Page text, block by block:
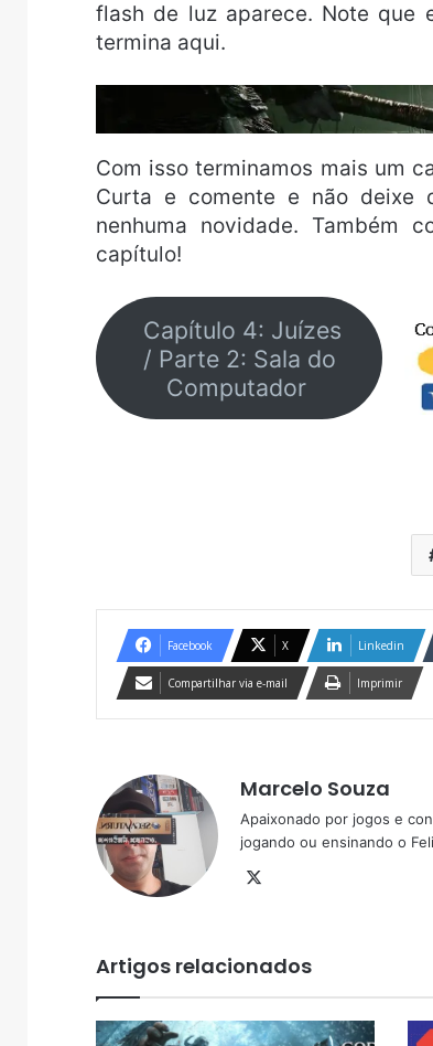
flash de luz aparece. Note que
termina aqui.
Com isso terminamos mais um
Curta e comente e não deixe
nenhuma novidade. Também
capítulo!
Capítulo 4: Juízes
/ Parte 2: Sala do
Computador
Facebook X Linkedin
Compartilhar via e-mail Imprimir
Marcelo Souza
Apaixonado por jogos e
jogando ou ensinando o
Artigos relacionados